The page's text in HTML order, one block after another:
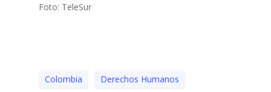
Foto: TeleSur
Colombia Derechos Humanos